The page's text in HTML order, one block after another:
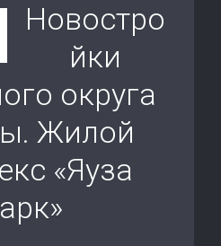
Новостро
йки
округа
Жилой
«Яуза